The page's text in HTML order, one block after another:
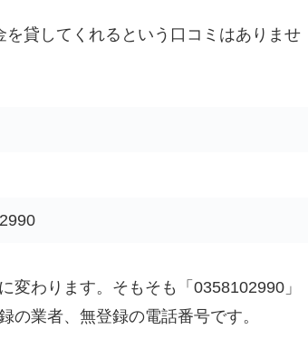
貸してくれるという口コミはありませ
わります。そもそも「0358102990」
の業者、無登録の電話番号です。